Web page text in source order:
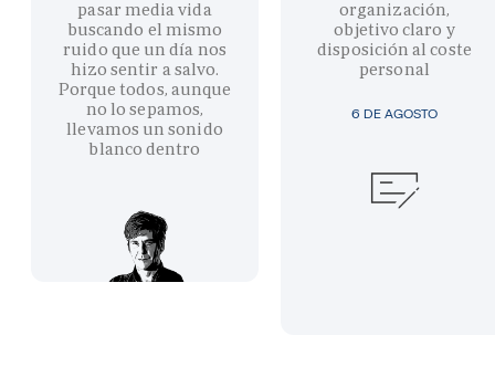
pasar media vida
buscando el mismo
ruido que un día nos
hizo sentir a salvo.
Porque todos, aunque
no lo sepamos,
llevamos un sonido
blanco dentro
6 DE AGOSTO
organización,
objetivo claro y
disposición al coste
personal